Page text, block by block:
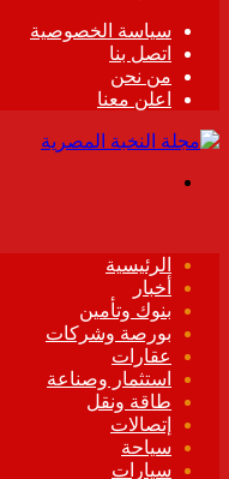
سياسة الخصوصية
اتصل بنا
من نحن
اعلن معنا
الرئيسية
أخبار
بنوك وتأمين
بورصة وشركات
عقارات
استثمار وصناعة
طاقة ونقل
إتصالات
سياحة
سيارات